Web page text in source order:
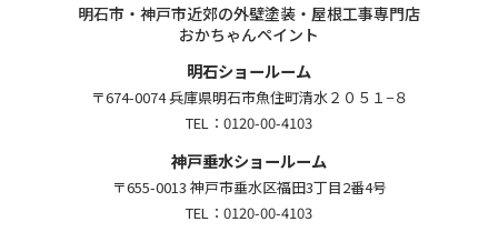
明石市・神戸市近郊の外壁塗装・屋根工事専門店
おかちゃんペイント
明石ショールーム
〒674-0074 兵庫県明石市魚住町清水２０５１−８
TEL： 0120-00-4103
神戸垂水ショールーム
〒655-0013 神戸市垂水区福田3丁目2番4号
TEL： 0120-00-4103